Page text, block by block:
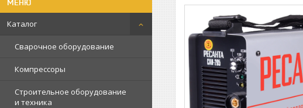
Каталог
Сварочное оборудование
Компрессоры
Строительное оборудование
и техника